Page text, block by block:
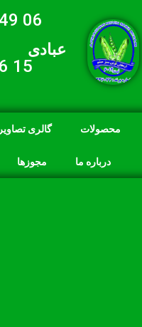
عبادی
محصولات گالری تصاویر
درباره ما مجوزها